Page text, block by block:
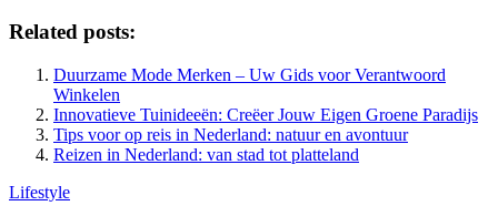
Related posts:
Duurzame Mode Merken – Uw Gids voor Verantwoord
Winkelen
Innovatieve Tuinideeën: Creëer Jouw Eigen Groene Paradijs
Tips voor op reis in Nederland: natuur en avontuur
Reizen in Nederland: van stad tot platteland
Lifestyle